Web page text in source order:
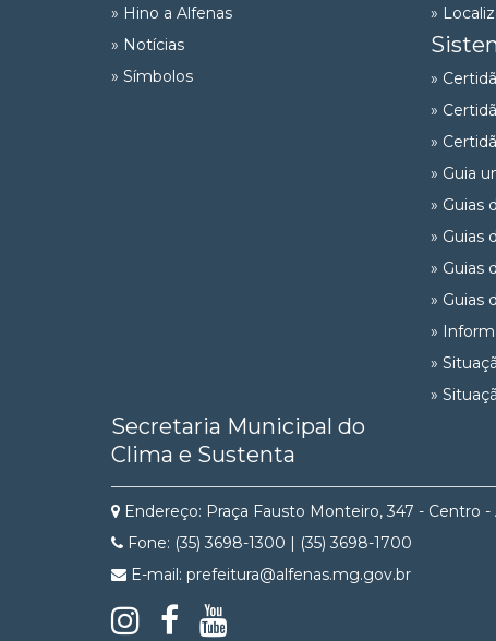
» Hino a Alfenas
» Notícias
» Símbolos
»
»
»
»
» Guia
» Guias
» Guias
» Guias
» Guias
»
»
»
Secretaria Municipal do
Clima e Sustenta
Endereço: Praça Fausto Monteiro, 347 - Centro -
Fone: (35) 3698-1300 | (35) 3698-1700
E-mail: prefeitura@alfenas.mg.gov.br